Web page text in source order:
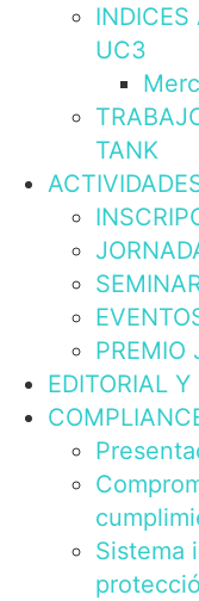
INDICES
UC3
TANK
PREMIO
EDITORIAL
Sistema